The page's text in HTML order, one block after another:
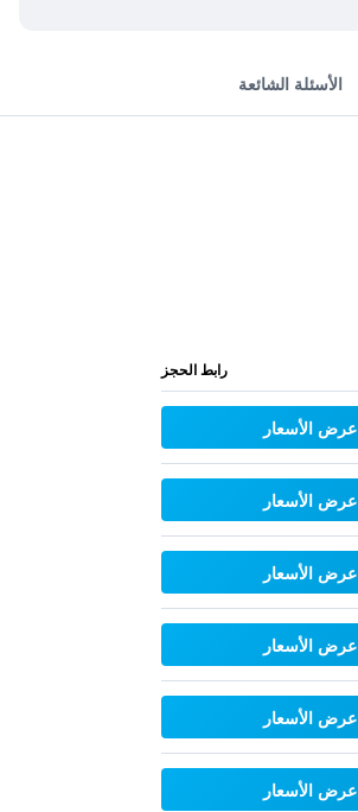
الأسئلة الشائعة
رابط الحجز
عرض الأسعار
عرض الأسعار
عرض الأسعار
عرض الأسعار
عرض الأسعار
عرض الأسعار